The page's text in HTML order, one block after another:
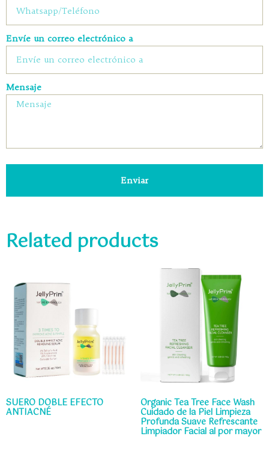
Envíe un correo electrónico a
Mensaje
Enviar
Related products
SUERO DOBLE EFECTO
ANTIACNÉ
Organic Tea Tree Face Wash
Cuidado de la Piel Limpieza
Profunda Suave Refrescante
Limpiador Facial al por mayor